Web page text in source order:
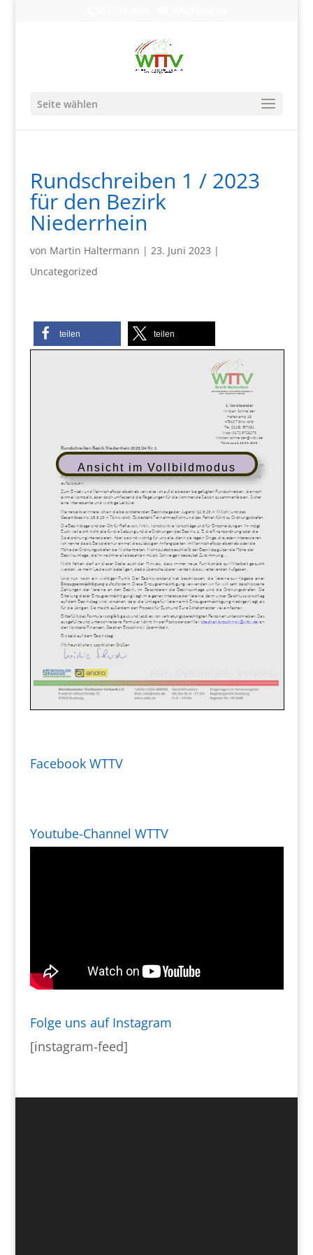
Seite wählen
Rundschreiben 1 / 2023
für den Bezirk
Niederrhein
von Martin Haltermann | 23. Juni 2023 |
Uncategorized
teilen teilen
Ansicht im Vollbildmodus
Facebook WTTV
Youtube-Channel WTTV
Folge uns auf Instagram
[instagram-feed]